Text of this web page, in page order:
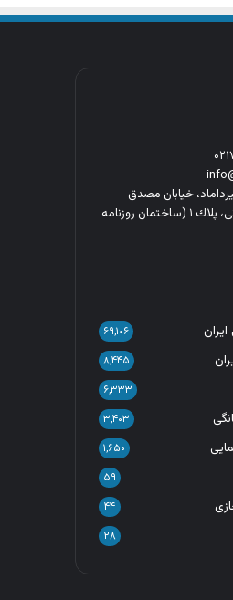
خیابان مصدق
جنوبی،نبش اتوبان حقانی، پلاك ١ (ساختمان روزنامه
۶۹,۱۰۶
۸,۴۴۵
۶,۳۳۳
۳,۴۰۳
۱,۶۵۰
۵۹
۴۴
۲۸